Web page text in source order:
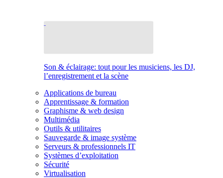
Son & éclairage: tout pour les musiciens, les DJ,
l’enregistrement et la scène
Applications de bureau
Apprentissage & formation
Graphisme & web design
Multimédia
Outils & utilitaires
Sauvegarde & image système
Serveurs & professionnels IT
Systèmes d’exploitation
Sécurité
Virtualisation